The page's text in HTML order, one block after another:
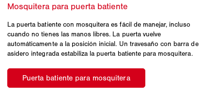
La puerta batiente con mosquitera es fácil de manejar, incluso
cuando no tienes las manos libres. La puerta vuelve
automáticamente a la posición inicial. Un travesaño con barra de
asidero integrada estabiliza la puerta batiente para mosquitera.